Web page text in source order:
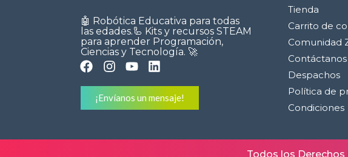
🤖 Robótica Educativa para todas
las edades.🦾 Kits y recursos STEAM
para aprender Programación,
Ciencias y Tecnología. 🚀
¡Envíanos un mensaje!
Tienda
Carrito de
Comunidad
Contáctanos
Despachos
Política de
Condiciones
Todos los